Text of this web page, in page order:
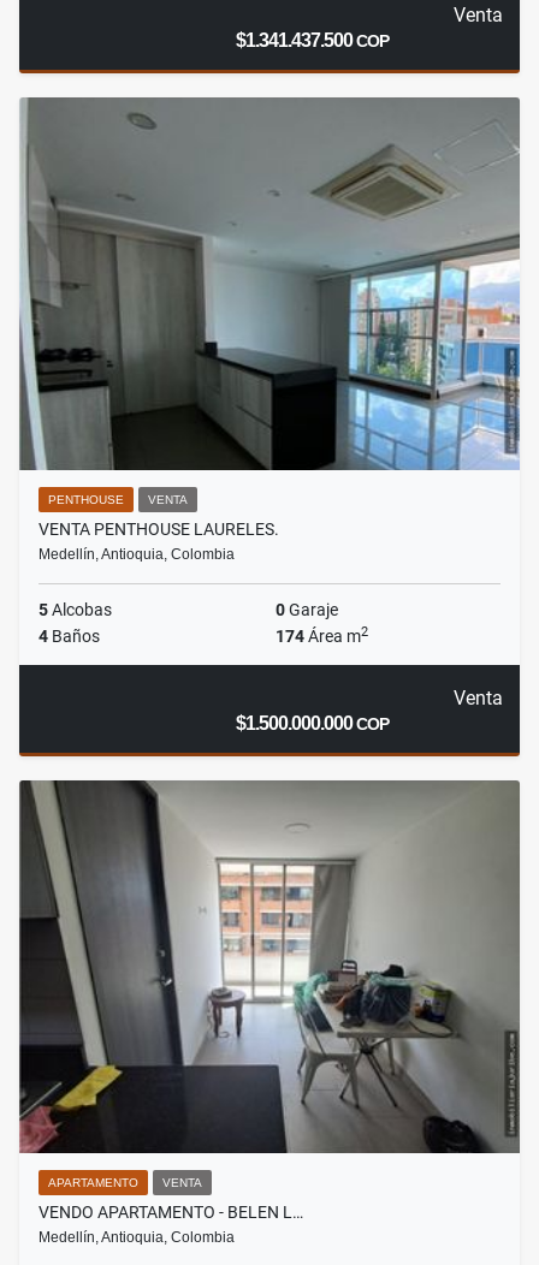
Venta
$1.341.437.500COP
PENTHOUSE VENTA
VENTA PENTHOUSE LAURELES.
Medellín, Antioquia, Colombia
5Alcobas 0Garaje
4 Baños 174Área m2
Venta
$1.500.000.000COP
APARTAMENTO VENTA
VENDO APARTAMENTO - BELEN L…
Medellín, Antioquia, Colombia